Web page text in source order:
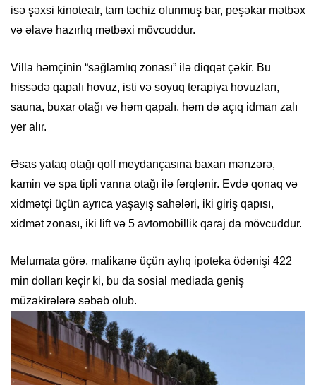
isə şəxsi kinoteatr, tam təchiz olunmuş bar, peşəkar mətbəx
və əlavə hazırlıq mətbəxi mövcuddur.
Villa həmçinin “sağlamlıq zonası” ilə diqqət çəkir. Bu
hissədə qapalı hovuz, isti və soyuq terapiya hovuzları,
sauna, buxar otağı və həm qapalı, həm də açıq idman zalı
yer alır.
Əsas yataq otağı qolf meydançasına baxan mənzərə,
kamin və spa tipli vanna otağı ilə fərqlənir. Evdə qonaq və
xidmətçi üçün ayrıca yaşayış sahələri, iki giriş qapısı,
xidmət zonası, iki lift və 5 avtomobillik qaraj da mövcuddur.
Məlumata görə, malikanə üçün aylıq ipoteka ödənişi 422
min dolları keçir ki, bu da sosial mediada geniş
müzakirələrə səbəb olub.